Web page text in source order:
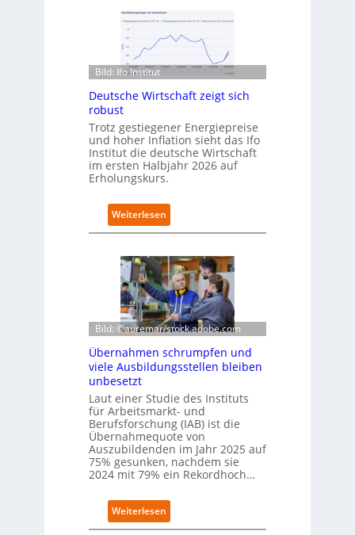
u
e
C
a
m
s
u
t
s
h
l
a
d
i
m
B
i
k
o
-
D
E
S
I
-
I
n
d
x
a
u
f
P
l
a
z
1
Bild: Ifo Institut
Deutsche Wirtschaft zeigt sich
robust
Trotz gestiegener Energiepreise
und hoher Inflation sieht das Ifo
Institut die deutsche Wirtschaft
im ersten Halbjahr 2026 auf
Erholungskurs.
Weiterlesen:
D
u
t
s
c
h
e
i
r
s
c
h
a
f
t
e
i
g
Bild: ©auremar/stock.adobe.com
Übernahmen schrumpfen und
viele Ausbildungsstellen bleiben
unbesetzt
Laut einer Studie des Instituts
für Arbeitsmarkt- und
Berufsforschung (IAB) ist die
Übernahmequote von
Auszubildenden im Jahr 2025 auf
75% gesunken, nachdem sie
2024 mit 79% ein Rekordhoch…
Weiterlesen:
Ü